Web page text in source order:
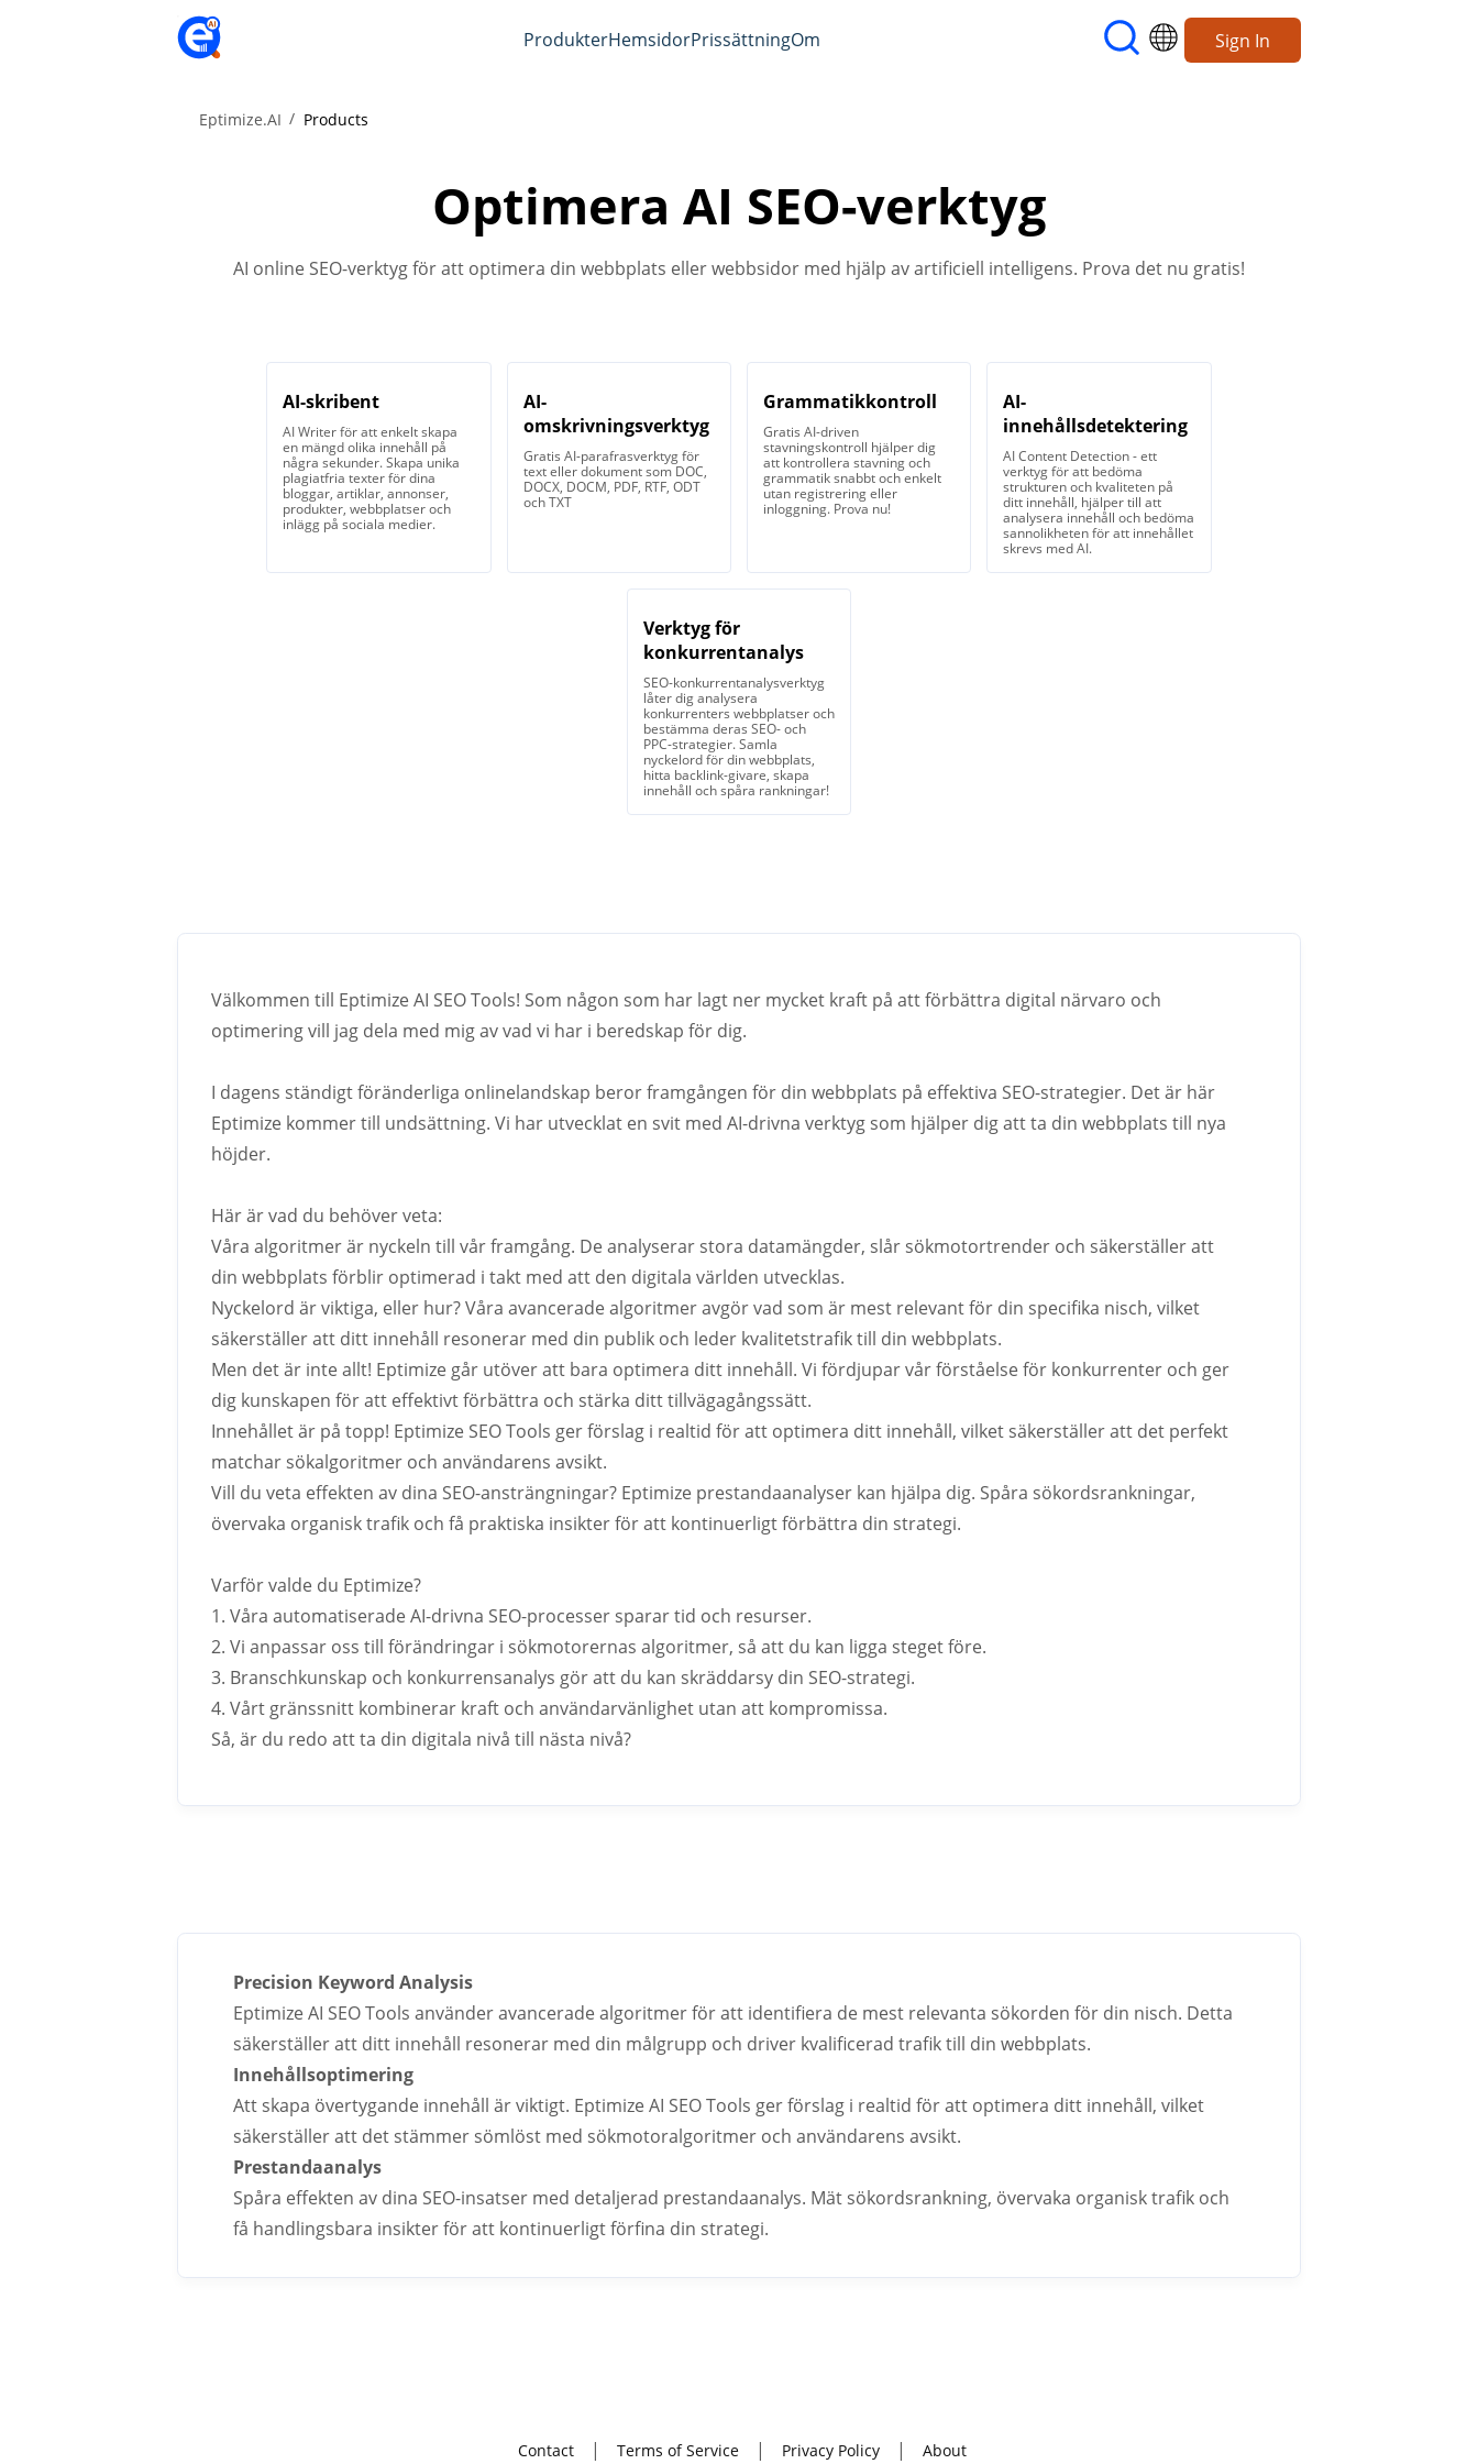
ProdukterHemsidorPrissättningOm Sign In
Eptimize.AI Products
Optimera AI SEO-verktyg
AI online SEO-verktyg för att optimera din webbplats eller webbsidor med hjälp av artificiell intelligens. Prova det nu gratis!
AI-skribent
AI Writer för att enkelt skapa
en mängd olika innehåll på
några sekunder. Skapa unika
plagiatfria texter för dina
bloggar, artiklar, annonser,
produkter, webbplatser och
inlägg på sociala medier.
AI-
omskrivningsverktyg
Gratis AI-parafrasverktyg för
text eller dokument som DOC,
DOCX, DOCM, PDF, RTF, ODT
och TXT
Grammatikkontroll
Gratis AI-driven
stavningskontroll hjälper dig
att kontrollera stavning och
grammatik snabbt och enkelt
utan registrering eller
inloggning. Prova nu!
AI-
innehållsdetektering
AI Content Detection - ett
verktyg för att bedöma
strukturen och kvaliteten på
ditt innehåll, hjälper till att
analysera innehåll och bedöma
sannolikheten för att innehållet
skrevs med AI.
Verktyg för
konkurrentanalys
SEO-konkurrentanalysverktyg
låter dig analysera
konkurrenters webbplatser och
bestämma deras SEO- och
PPC-strategier. Samla
nyckelord för din webbplats,
hitta backlink-givare, skapa
innehåll och spåra rankningar!
Välkommen till Eptimize AI SEO Tools! Som någon som har lagt ner mycket kraft på att förbättra digital närvaro och
optimering vill jag dela med mig av vad vi har i beredskap för dig.
I dagens ständigt föränderliga onlinelandskap beror framgången för din webbplats på effektiva SEO-strategier. Det är här
Eptimize kommer till undsättning. Vi har utvecklat en svit med AI-drivna verktyg som hjälper dig att ta din webbplats till nya
höjder.
Här är vad du behöver veta:
Våra algoritmer är nyckeln till vår framgång. De analyserar stora datamängder, slår sökmotortrender och säkerställer att
din webbplats förblir optimerad i takt med att den digitala världen utvecklas.
Nyckelord är viktiga, eller hur? Våra avancerade algoritmer avgör vad som är mest relevant för din specifika nisch, vilket
säkerställer att ditt innehåll resonerar med din publik och leder kvalitetstrafik till din webbplats.
Men det är inte allt! Eptimize går utöver att bara optimera ditt innehåll. Vi fördjupar vår förståelse för konkurrenter och ger
dig kunskapen för att effektivt förbättra och stärka ditt tillvägagångssätt.
Innehållet är på topp! Eptimize SEO Tools ger förslag i realtid för att optimera ditt innehåll, vilket säkerställer att det perfekt
matchar sökalgoritmer och användarens avsikt.
Vill du veta effekten av dina SEO-ansträngningar? Eptimize prestandaanalyser kan hjälpa dig. Spåra sökordsrankningar,
övervaka organisk trafik och få praktiska insikter för att kontinuerligt förbättra din strategi.
Varför valde du Eptimize?
1. Våra automatiserade AI-drivna SEO-processer sparar tid och resurser.
2. Vi anpassar oss till förändringar i sökmotorernas algoritmer, så att du kan ligga steget före.
3. Branschkunskap och konkurrensanalys gör att du kan skräddarsy din SEO-strategi.
4. Vårt gränssnitt kombinerar kraft och användarvänlighet utan att kompromissa.
Så, är du redo att ta din digitala nivå till nästa nivå?
Precision Keyword Analysis
Eptimize AI SEO Tools använder avancerade algoritmer för att identifiera de mest relevanta sökorden för din nisch. Detta
säkerställer att ditt innehåll resonerar med din målgrupp och driver kvalificerad trafik till din webbplats.
Innehållsoptimering
Att skapa övertygande innehåll är viktigt. Eptimize AI SEO Tools ger förslag i realtid för att optimera ditt innehåll, vilket
säkerställer att det stämmer sömlöst med sökmotoralgoritmer och användarens avsikt.
Prestandaanalys
Spåra effekten av dina SEO-insatser med detaljerad prestandaanalys. Mät sökordsrankning, övervaka organisk trafik och
få handlingsbara insikter för att kontinuerligt förfina din strategi.
Contact Terms of Service Privacy Policy About